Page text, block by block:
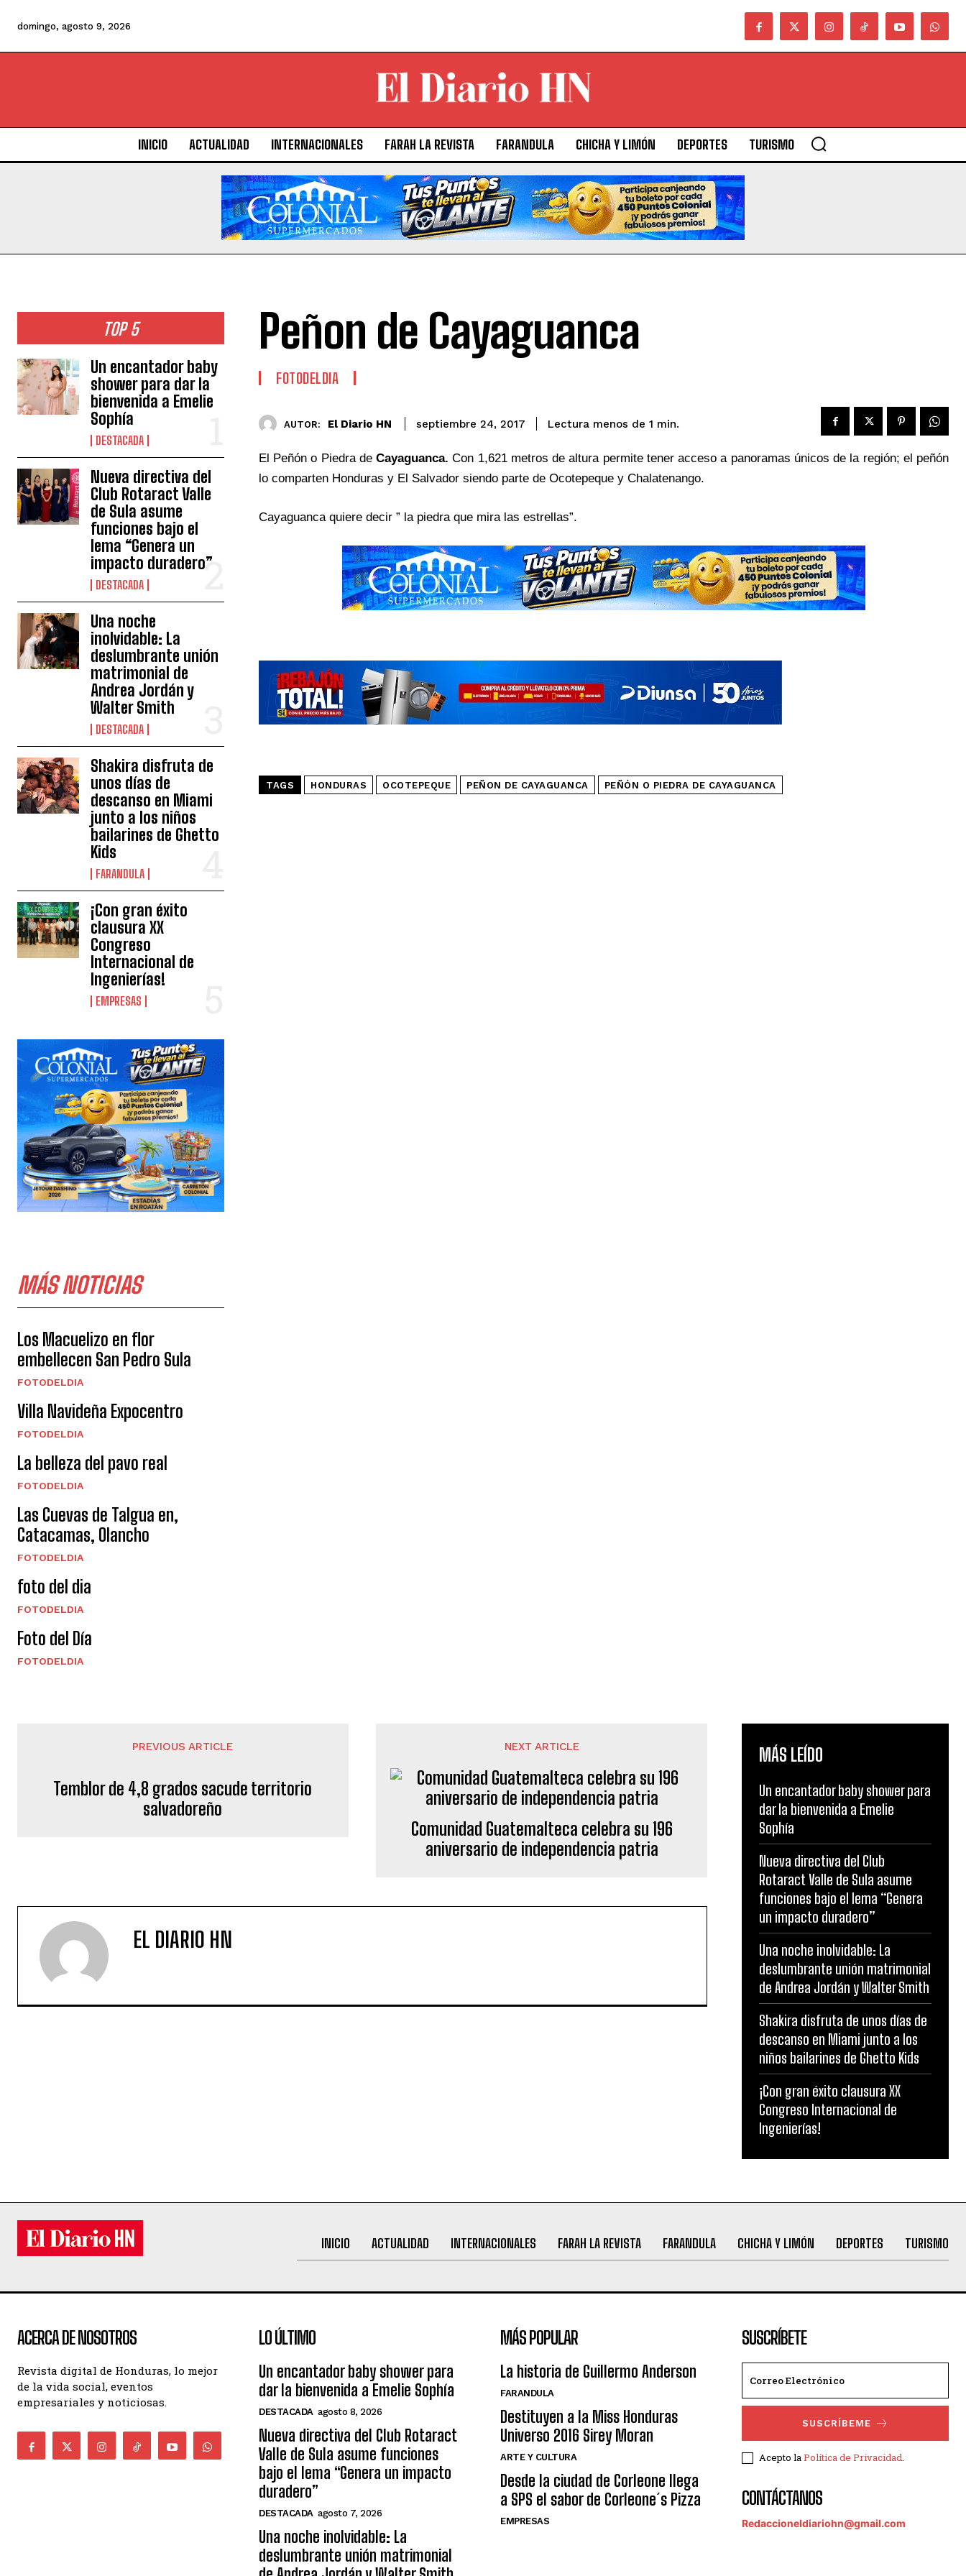
domingo, agosto 9, 2026
INICIO ACTUALIDAD INTERNACIONALES FARAH LA REVISTA FARANDULA CHICHA Y LIMÓN DEPORTES TURISMO
TOP 5
Un encantador baby
shower para dar la
bienvenida a Emelie
Sophía
DESTACADA
Nueva directiva del
Club Rotaract Valle
de Sula asume
funciones bajo el
lema “Genera un
impacto duradero”
DESTACADA
Una noche
inolvidable: La
deslumbrante unión
matrimonial de
Andrea Jordán y
Walter Smith
DESTACADA
Shakira disfruta de
unos días de
descanso en Miami
junto a los niños
bailarines de Ghetto
Kids
FARANDULA
¡Con gran éxito
clausura XX
Congreso
Internacional de
Ingenierías!
EMPRESAS
MÁS NOTICIAS
Los Macuelizo en flor
embellecen San Pedro Sula
FOTODELDIA
Villa Navideña Expocentro
FOTODELDIA
La belleza del pavo real
FOTODELDIA
Las Cuevas de Talgua en,
Catacamas, Olancho
FOTODELDIA
foto del dia
FOTODELDIA
Foto del Día
FOTODELDIA
Peñon de Cayaguanca
FOTODELDIA
AUTOR: El Diario HN septiembre 24, 2017 Lectura menos de 1 min.
El Peñón o Piedra deCayaguanca.Con 1,621 metros de altura permite tener acceso a panoramas únicos de la región; el peñón
lo comparten Honduras y El Salvador siendo parte de Ocotepeque y Chalatenango.
Cayaguanca quiere decir ” la piedra que mira las estrellas”.
TAGS HONDURAS OCOTEPEQUE PEÑON DE CAYAGUANCA PEÑÓN O PIEDRA DE CAYAGUANCA
PREVIOUS ARTICLE
Temblor de 4,8 grados sacude territorio
salvadoreño
NEXT ARTICLE
Comunidad Guatemalteca celebra su 196
aniversario de independencia patria
EL DIARIO HN
MÁS LEÍDO
Un encantador baby shower para
dar la bienvenida a Emelie
Sophía
Nueva directiva del Club
Rotaract Valle de Sula asume
funciones bajo el lema “Genera
un impacto duradero”
Una noche inolvidable: La
deslumbrante unión matrimonial
de Andrea Jordán y Walter Smith
Shakira disfruta de unos días de
descanso en Miami junto a los
niños bailarines de Ghetto Kids
¡Con gran éxito clausura XX
Congreso Internacional de
Ingenierías!
INICIO ACTUALIDAD INTERNACIONALES FARAH LA REVISTA FARANDULA CHICHA Y LIMÓN DEPORTES TURISMO
ACERCA DE NOSOTROS
Revista digital de Honduras, lo mejor
de la vida social, eventos
empresariales y noticiosas.
LO ÚLTIMO
Un encantador baby shower para
dar la bienvenida a Emelie Sophía
DESTACADA agosto 8, 2026
Nueva directiva del Club Rotaract
Valle de Sula asume funciones
bajo el lema “Genera un impacto
duradero”
DESTACADA agosto 7, 2026
Una noche inolvidable: La
deslumbrante unión matrimonial
MÁS POPULAR
La historia de Guillermo Anderson
FARANDULA
Destituyen a la Miss Honduras
Universo 2016 Sirey Moran
ARTE Y CULTURA
Desde la ciudad de Corleone llega
a SPS el sabor de Corleone´s Pizza
EMPRESAS
SUSCRÍBETE
SUSCRÍBEME
Acepto laPolítica de Privacidad.
CONTÁCTANOS
Redaccioneldiariohn@gmail.com